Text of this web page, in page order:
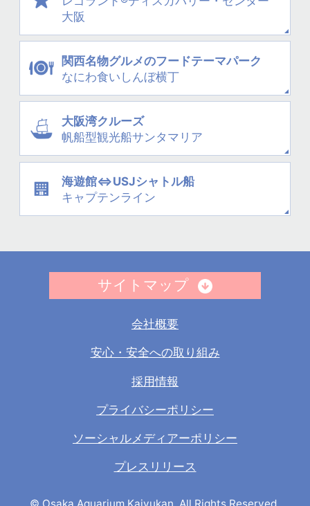
大阪
関西名物グルメのフードテーマパーク
なにわ食いしんぼ横丁
大阪湾クルーズ
帆船型観光船サンタマリア
海遊館⇔USJシャトル船
キャプテンライン
サイトマップ
会社概要
安心・安全への取り組み
採用情報
プライバシーポリシー
ソーシャルメディアーポリシー
プレスリリース